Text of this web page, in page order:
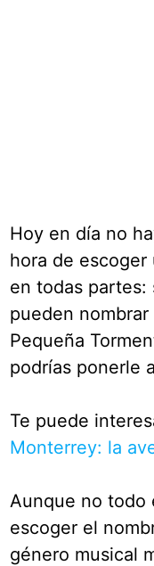
Hoy en día no
hora de
en todas partes:
pueden
Pequeña
podrías ponerle
Te puede
Monterrey: la
Aunque no todo
escoger el
género musical